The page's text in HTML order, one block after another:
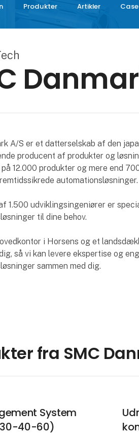
Produkter Artikler
A/S er et datterselskab af den
producent af produkter og
12.000 produkter og mere end
automationsløsninger.
1.500 udviklingsingeniører er
til dine behov.
i Horsens og et
så vi kan levere ekspertise og
sammen med dig.
fra SMC
System
40-60)